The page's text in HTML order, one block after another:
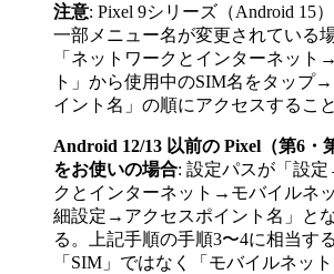
注意: Pixel 9シリーズ（Android 15
一部メニュー名が変更されている
「ネットワークとインターネット
ト」から使用中のSIM名をタップ
イント名」の順にアクセスするこ
Android 12/13 以前の Pixel（第6・
をお使いの場合: 設定パスが「設
クとインターネット→モバイルネ
細設定→アクセスポイント名」と
る。上記手順の手順3〜4に相当す
「SIM」ではなく「モバイルネッ